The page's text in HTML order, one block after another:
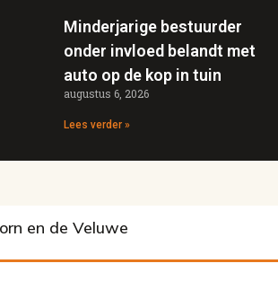
Minderjarige bestuurder
onder invloed belandt met
auto op de kop in tuin
augustus 6, 2026
Lees verder »
en de Veluwe